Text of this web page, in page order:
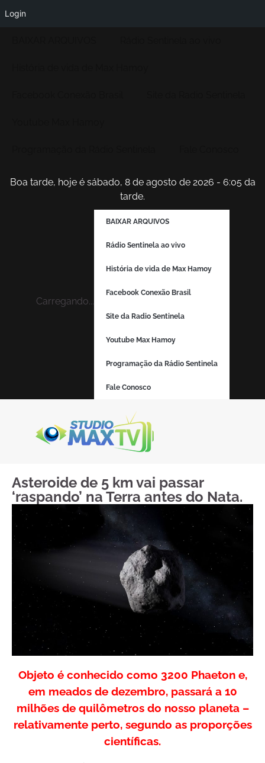
Boa tarde, hoje é sábado, 8 de agosto de 2026 - 6:05 da
tarde.
Carregando...
BAIXAR ARQUIVOS
Rádio Sentinela ao vivo
História de vida de Max Hamoy
Facebook Conexão Brasil
Site da Radio Sentinela
Youtube Max Hamoy
Programação da Rádio Sentinela
Fale Conosco
Asteroide de 5 km vai passar
‘raspando’ na Terra antes do Nata.
Objeto é conhecido como 3200 Phaeton e,
em meados de dezembro, passará a 10
milhões de quilômetros do nosso planeta –
relativamente perto, segundo as proporções
científicas.
Login